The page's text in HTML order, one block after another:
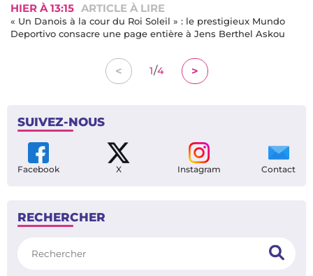
HIER À 13:15 ARTICLE À LIRE
« Un Danois à la cour du Roi Soleil » : le prestigieux Mundo
Deportivo consacre une page entière à Jens Berthel Askou
< 1/4 >
SUIVEZ-NOUS
Facebook X Instagram Contact
RECHERCHER